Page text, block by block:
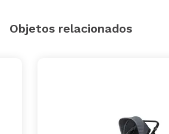
Objetos relacionados